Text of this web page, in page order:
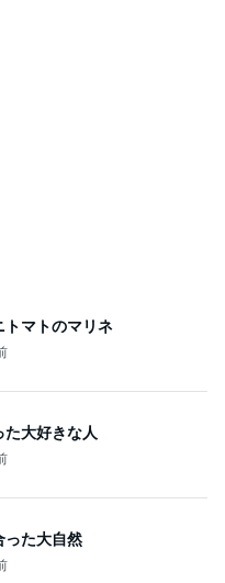
トマトのマリネ
大好きな人
った大自然